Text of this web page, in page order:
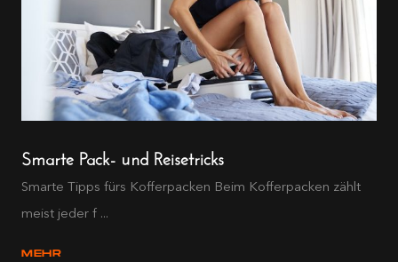
Smarte Pack- und Reisetricks
Smarte Tipps fürs Kofferpacken Beim Kofferpacken zählt
meist jeder f ...
MEHR